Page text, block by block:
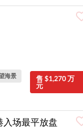
售 $1,270 万
元
海景
入场最平放盘